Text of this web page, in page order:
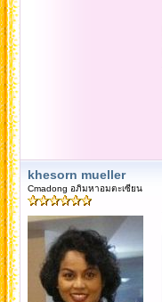
khesorn mueller
Cmadong อภิมหาอมตะเซียน